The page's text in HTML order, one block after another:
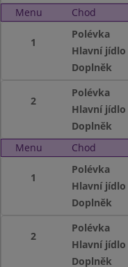
Menu
Chod
1
Polévka
Hlavní jídlo
Doplněk
2
Polévka
Hlavní jídlo
Doplněk
Menu
Chod
1
Polévka
Hlavní jídlo
Doplněk
2
Polévka
Hlavní jídlo
Doplněk